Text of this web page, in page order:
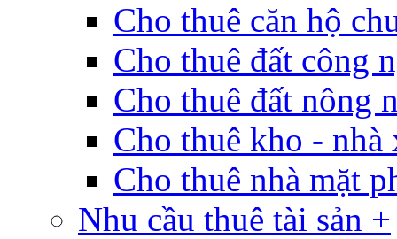
Cho thuê căn hộ
Cho thuê đất công
Cho thuê đất nông
Cho thuê kho - nhà
Cho thuê nhà mặt
Nhu cầu thuê tài sản +